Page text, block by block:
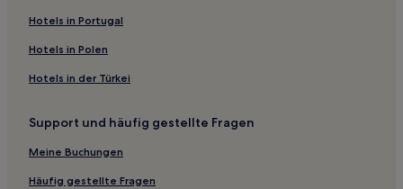
Hotels in Portugal
Hotels in Polen
Hotels in der Türkei
Support und häufig gestellte Fragen
Meine Buchungen
Häufig gestellte Fragen